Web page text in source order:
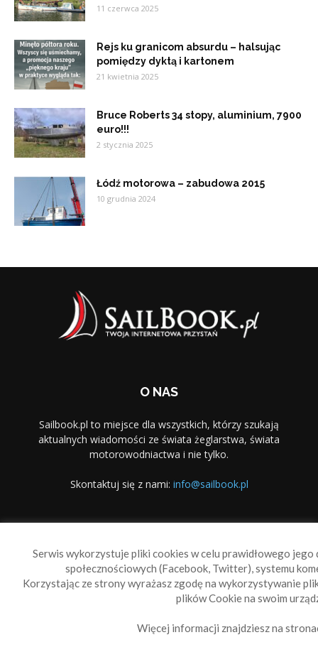
11 czerwca 2025
Rejs ku granicom absurdu – halsując
pomiędzy dyktą i kartonem
21 kwietnia 2025
Bruce Roberts 34 stopy, aluminium, 7900
euro!!!
2 stycznia 2025
Łódź motorowa – zabudowa 2015
10 grudnia 2024
O NAS
Sailbook.pl to miejsce dla wszystkich, którzy szukają
aktualnych wiadomości ze świata żeglarstwa, świata
motorowodniactwa i nie tylko.
Skontaktuj się z nami: info@sailbook.pl
Reklama
Polityka prywatności
Serwis wykorzystuje pliki cookies w celu prawidłowego
społecznościowych (Facebook, Twitter), systemu
Korzystając ze strony wyrażasz zgodę na wykorzystywanie
plików Cookie na swoim
Więcej informacji znajdziesz na